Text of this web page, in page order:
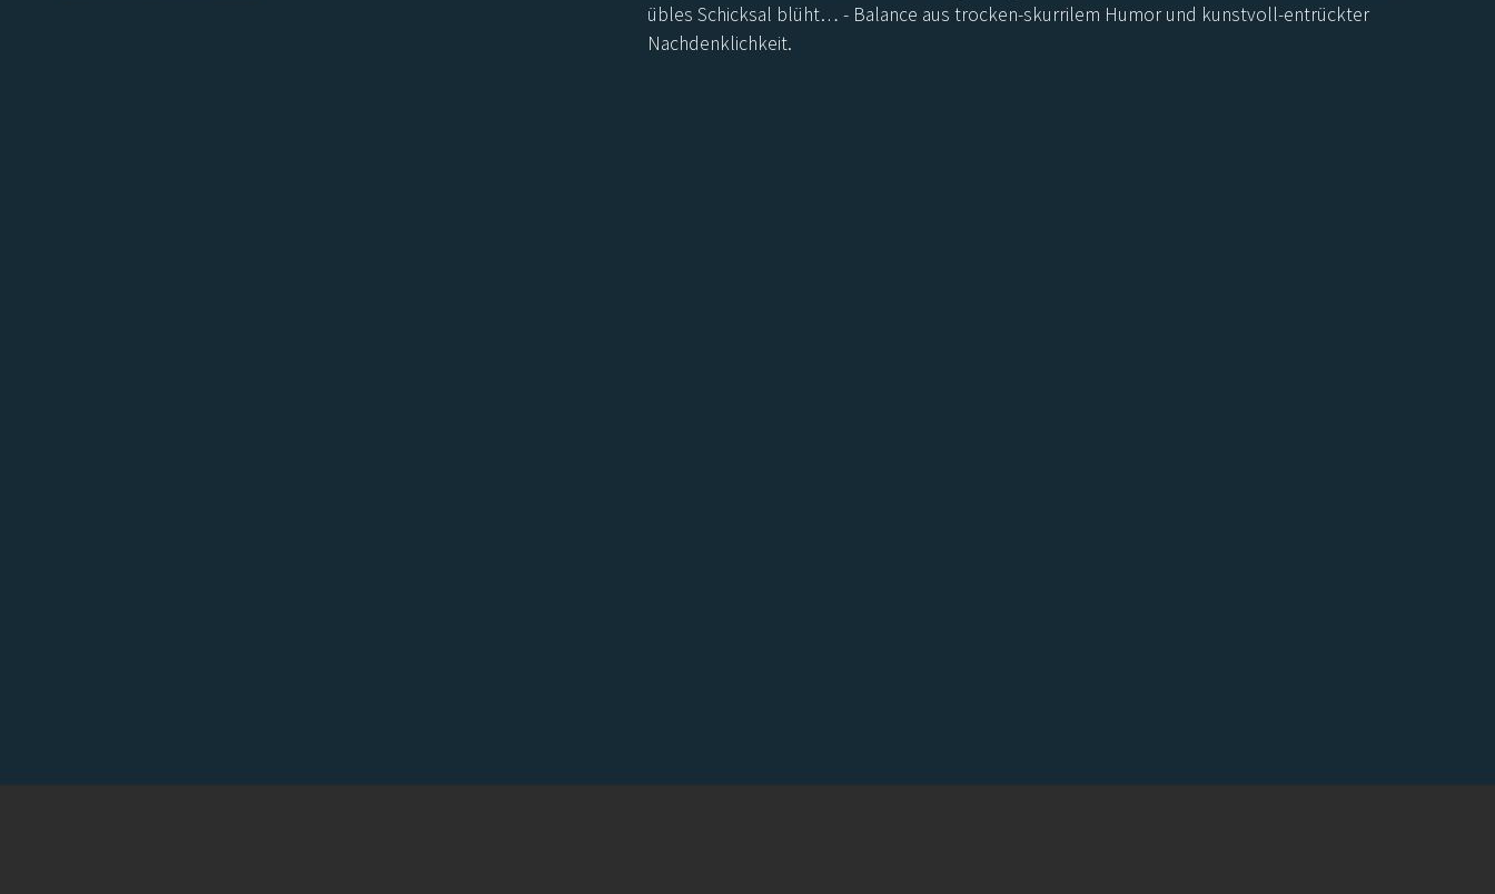
übles Schicksal blüht… - Balance aus trocken-skurrilem Humor und kunstvoll-entrückter
Nachdenklichkeit.